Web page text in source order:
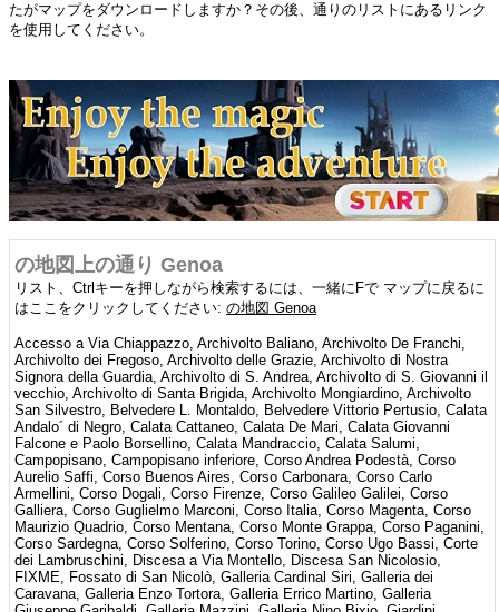
たがマップをダウンロードしますか？その後、通りのリストにあるリンク
を使用してください。
の地図上の通り Genoa
リスト、Ctrlキーを押しながら検索するには、一緒にFで マップに戻るに
はここをクリックしてください:の地図 Genoa
Accesso a Via Chiappazzo, Archivolto Baliano, Archivolto De Franchi, Archivolto dei Fregoso, Archivolto delle Grazie, Archivolto di Nostra Signora della Guardia, Archivolto di S. Andrea, Archivolto di S. Giovanni il vecchio, Archivolto di Santa Brigida, Archivolto Mongiardino, Archivolto San Silvestro, Belvedere L. Montaldo, Belvedere Vittorio Pertusio, Calata Andalo´ di Negro, Calata Cattaneo, Calata De Mari, Calata Giovanni Falcone e Paolo Borsellino, Calata Mandraccio, Calata Salumi, Campopisano, Campopisano inferiore, Corso Andrea Podestà, Corso Aurelio Saffi, Corso Buenos Aires, Corso Carbonara, Corso Carlo Armellini, Corso Dogali, Corso Firenze, Corso Galileo Galilei, Corso Galliera, Corso Guglielmo Marconi, Corso Italia, Corso Magenta, Corso Maurizio Quadrio, Corso Mentana, Corso Monte Grappa, Corso Paganini, Corso Sardegna, Corso Solferino, Corso Torino, Corso Ugo Bassi, Corte dei Lambruschini, Discesa a Via Montello, Discesa San Nicolosio, FIXME, Fossato di San Nicolò, Galleria Cardinal Siri, Galleria dei Caravana, Galleria Enzo Tortora, Galleria Errico Martino, Galleria Giuseppe Garibaldi, Galleria Mazzini, Galleria Nino Bixio, Giardini Giovanni Paolo II, ingresso Stazione F.S. binari sotterranei, Isola delle Chiatte Luciano Berio, Largo 7 settembre 1893, Largo Archimede, Largo della Zecca, Largo delle Fucine, Largo Eros Lanfranco, Largo G. A. Sanguineti, Largo Gaetano Giardino, Largo Paolo Emilio Taviani, Largo Riccardo Pacifici, Largo San Francesco da Paola, Largo San Giuseppe, Largo Sandro Pertini, Largo Santa Maria dei Servi, Largo XII ottobre, Mercato comunale Foce, Molo Ponte Morosini, Mura degli Zingari, Mura del molo, Mura del Prato, Mura della Malapaga, Mura della Marina, Mura delle Cappuccine, Mura delle Grazie, Mura delle Chiappe, Mura dello Zerbino, Mura di San Bartolomeo, Mura di San Bernardino, Mura di Sant’Erasmo, Mura di Santa Chiara, Passeggiata Calata Rotonda, Passo Almeria, Passo Antiochia, Passo Antonio Federico Ozanam, Passo Barsanti, Passo Borgo Incrociati, Passo dei Balestrieri Genovesi, Passo del Cardellino, Passo dell'Acquidotto, Passo dell'Osservatorio, Passo della Tortora, Passo delle Murette, Passo dello Zerbino, Passo di Pietraminuta, Passo Eugenio Montale, Passo Fieschi, Passo Fratelli Gorrini, Passo Frugoni, Passo Giuseppe Biscuola, Passo Lorenzo Pareto, Passo Multedo, Passo Perani, Passo San Bartolomeo, Passo San Giobatta, Passo San Lorenzo, Passo San Nicolò, Passo San Tommaso, Passo Santa Caterina Fieschi Adorno, Passo Spartaco Ferradini, Passo X dicembre, Percorso pedonale per Biblioteca Berio, Piano di Sant'Andrea, Piazza Acquaverde, Piazza Artoria, Piazza Bandiera, Piazza Banchi, Piazza Borgo Pila, Piazza Brignole, Piazza Campetto, Piazza Campopisano, Piazza Caricamento, Piazza Carignano, Piazza Cattaneo, Piazza Cavour, Piazza Colombo, Piazza Corvetto, Piazza Dante, Piazza De Franchi, Piazza De Marini, Piazza dei Cappuccini, Piazza dei Giustiniani, Piazza dei Greci, Piazza dei Luxoro, Piazza dei Macelli di Soziglia, Piazza del Campo, Piazza del Canto, Piazza del Carmine, Piazza del Cavalletto, Piazza del Ferro, Piazza del Chiappazzo, Piazza del Portello, Piazza del Santo Sepolcro, Piazza del Serriglio, Piazza dell'agnello, Piazza dell'amor perfetto, Piazza della Annunziata, Piazza della Canonica, Piazza della Cernaia, Piazza della Commenda, Piazza della Darsena, Piazza della Lepre, Piazza della Maddalena, Piazza della Meridiana, Piazza della Posta Vecchia, Piazza della Raibetta, Piazza della stampa, Piazza della Vittoria, Piazza delle 5 Lampadi, Piazza delle Americhe, Piazza delle Erbe, Piazza delle Fontane Marose, Piazza delle Grazie, Piazza delle lavandaie, Piazza delle Oche, Piazza delle scuole Pie, Piazza delle Vigne, Piazza dello Scalo, Piazza dello Statuto, Piazza dello Zerbino, Piazza di Fossatello, Piazza di Pellicceria, Piazza di S. Maria in Via Lata, Piazza di San Cosimo, Piazza di San Giacomo della Marina, Piazza di San Giovanni il vecchio, Piazza di San Leonardo, Piazza di San Lorenzo, Piazza di San Marcellino, Piazza di San Marco, Piazza di San Teodoro, Piazza di Sant'Elena, Piazza di Santa Croce, Piazza di Santa Fede, Piazza di Santa Maria degli Angeli, Piazza di Santa Maria in Passione, Piazza Dinegro, Piazza Durazzo, Piazza Embriaci, Piazza Fernando Ortis, Piazza Ferretto, Piazza Galeazzo Alessi, Piazza Gerolamo Savonarola, Piazza Giacomo Matteotti, Piazza Giambattista Raggi, Piazza Giorgio Labò, Piazza Giuseppe Verdi, Piazza Goffredo Villa, Piazza Grillo Cattaneo, Piazza Grimaldi, Piazza inferiore del Roso, Piazza inferiore di Pellicceria, Piazza Invrea, Piazza Jacopo da Varagine, Piazza Lavagna, Piazza Leccavela, Piazza Luccoli, Piazza Manin, Piazza Marsala, Piazza Matteotti, Piazza Metelino, Piazza Morchi, Piazza Paolo da Novi, Piazza Pedro Ferreira, Piazza Piccapietra, Piazza Pinelli, Piazza Pollaiuoli, Piazza Portoria, Piazza Raffaele De Ferrari, Piazza Raffaele Rossetti, Piazza Raffaele Sopranis, Piazza Renato Negri, Piazza Repubblica di Genova, Piazza Rocco Piaggio, Piazza Romagnosi, Piazza Rovere, Piazza San Bartolomeo degli Armeni, Piazza San Bernardo, Piazza San Donato, Piazza San Giorgio, Piazza San Luca, Piazza San Matteo, Piazza San Pancrazio, Piazza Santa Brigida, Piazza Santa Sabina, Piazza Sarzano, Piazza Sauli, Piazza Savonarola, Piazza Senarega, Piazza Soziglia, Piazza Stella, Piazza superiore del Roso, Piazza Truogoli di S. Brigida, Piazza Vacchero, Piazza Valoria, Piazzale Cannoniere, Piazzale Emanuele Brignole, Piazzale Giuseppe Mazzini, Piazzale Iqbal Masih, Piazzale Isidoro Pestarino, Piazzale Kennedy, Piazzale Luigi Durand de la Penne, Piazzale Marassi, Piazzale porta del molo, Piazzale San Francesco d'Assisi, Piazzetta Attilio Firpo, Piazzetta Barisone, Piazzetta Boccanegra, Piazzetta Cambiaso, Piazzetta Carlo Filippo Chiaffarino, Piazzetta De Luca, Piazzetta degli orti di Banchi, Piazzetta dei Fregoso, Piazzetta dei Tintori, Piazzetta del fico, Piazzetta del Papa, Piazzetta dell'Amico, Piazzetta di San Filippo, Piazzetta Marchi, Piazzetta Mario Baistrocchi, Piazzetta Maruffo, Piazzetta Merli, Piazzetta Ninfeo, Piazzetta Porta del Molo, Piazzetta San Camillo, Piazzetta San Carlo, Piazzetta Silvano Andorlini, Piazzetta Tavarone, Piazzetta Veneroso, Poggio della Giovine Italia, Ponte Castelfidardo, Ponte Ugo Pini, Portico delle Murette del Molo, Rampa Silvio Fellner, Salita a Pietraminuta, Salita a S. Maria in via Lata, Salita a San Bernardino, Salita a Santa Maria di Castello, Salita Accinelli, Salita ai terrapieni, Salita Aldo Li Gobbi, Salita all'Arcivescovado, Salita alla Spianata di Castelletto, Salita alla Torre degli Embriaci, Salita alle Monache Turchine, Salita Antonio Giusti, Salita Bachernia, Salita Caldetto, Salita dei Molini, Salita dei tre re magi, Salita del Fondaco, Salita del Passero, Salita del Prione, Salita dell'acquidotto, Salita dell'oro, Salita della bella Giovanna, Salita della Fava greca, Salita della Incarnazione, Salita della Misericordia, Salita della neve, Salita della Provvidenza, Salita della Rondinella, Salita della torre degli Embriaci, Salita della Torretta, Salita della Tosse, Salita della Visitazione, Salita delle Battistine, Salita delle Fieschine, Salita di Carbonara, Salita di Coccagna, Salita di Granarolo, Salita di Mascherona, Salita di Montebello, Salita di Oregina, Salita di Portafico, Salita di San Barnaba, Salita di San Bartolomeo del Carmine, Salita di San Bernardino, Salita di San Francesco, Salita di San Gerolamo, Salita di San Giovanni, Salita di San Nicolò, Salita di San Paolo, Salita di San Siro, Salita di Santa Brigida, Salita di Santa Caterina, Salita di Santa Maria degli Angeli, Salita di Santa Maria in Passione, Salita di Santa Teresa, Salita Dinegro, Salita Emanuele Cavallo, Salita Francesco Vignola, Salita Gesù e Maria, Salita Giovanni Battista Rapallo, Salita Giovanni Meloni, Salita inferiore San Rocchino, Salita inferiore San Simone, Salita inferiore Sant'Anna, Salita Madonnetta, Salita Montagnola dei Servi, Salita Montagnola della Marina, Salita Multedo, Salita Pallavicini, Salita piano di Rocca, Salita Pollaiuoli, Salita Provvidenza, Salita Salvatore Viale, Salita San Francesco da Paola, Salita San Leonardo, Salita San Matteo, Salita San Rocco, Salita San Rocchino, Salita Santa Maria della Sanità, Salita Sassi, Salita sup San Rocchino, Salita superiore ai terrapieni, Salita superiore della Rondinella, Salita superiore San Gerolamo, Salita superiore San Rocchino, Salita superiore San Simone, Scaletta Carmagnola, Scalinata a Via Cesare Cabella, Scalinata a Via Sant'Ugo, Scalinata Alessandro Floris, Scalinata Camillo Poli, Scalinata dei Cinque Santi, Scalinata del Labirinto, Scalinata della Cittadella, Scalinata di S. Antonio, Scalinata di San Carlo, Scalinata Edoardo Benvenuto, Scalinata Elio Quesada, Scalinata Giacomo Massa, Scalinata Giovanni Verga, Scalinata Giuseppe Banchero, Scalinata Giuseppe Palmieri, Scalinata Lercari, Scalinata Lorenzo De Ferrari, Scalinata Milite Ignoto, Scalinata Montaldo, Scalinata Oberto Cancelliere, Scalinata San Bartolomeo degli Armeni, Sottopassaggio Cadorna, Strada sopraelevata Aldo Moro, Stradone Sant'Agostino, Via a Calata Gadda, Via a Porta di S. Bernardino, Via Accinelli, Via Acquarone, Via Adamo Centurione, Via Adua, Via ai quattro canti di San Francesco, Via al Bettolo, Via al mare Fabrizio De Andrè, Via al molo Giano, Via al Ponte Calvi, Via al Ponte Reale, Via al Porto Antico, Via Alessandro Rimassa, Via Alessandro Volta, Via Alessio Oliveri, Via Alghero, Via all'asilo Davide e Delfina Garbarino, Via alla calata Marinetta, Via alla Stazione per Casella, Via Almeria, Via Alpini d'Italia, Via Amba Alagi, Via Amedeo Lattanzi, Via Ameglia, Via Andrea Doria, Via Angelo Ceppi, Via Antiochia, Via Anton Maria Maragliano, Via Antonio Brignole Sale, Via Antonio Burlando, Via Antonio Cantore, Via Antonio Cecchi, Via Antonio Gavotti, Via Antonio Gramsci, Via Antonio Meucci, Via Archimede, Via Armando Diaz, Via Arsenale di terra, Via Asiag